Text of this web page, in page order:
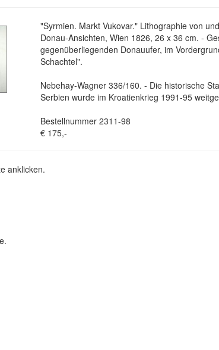
"Syrmien. Markt Vukovar." Lithographie von
Donau-Ansichten, Wien 1826, 26 x 36 cm. -
gegenüberliegenden Donauufer, im
Schachtel".
Nebehay-Wagner 336/160. - Die historische
Serbien wurde im Kroatienkrieg 1991-95
Bestellnummer 2311-98
€ 175,-
anklicken.